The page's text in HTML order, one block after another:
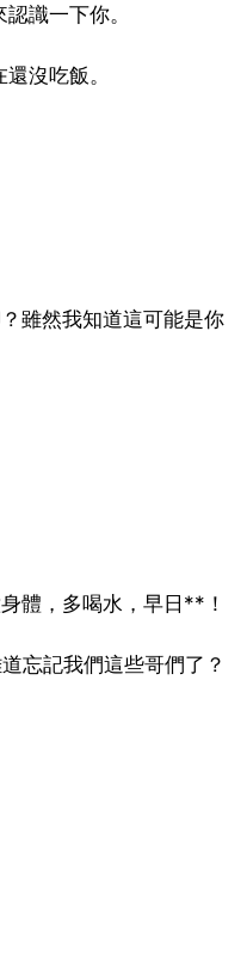
識一下你。
沒吃飯。
雖然我知道這可能是你
體，多喝水，早日**！
忘記我們這些哥們了？